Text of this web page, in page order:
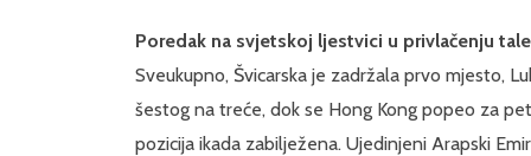
Poredak na svjetskoj ljestvici u privlačenju
Sveukupno, Švicarska je zadržala prvo mjesto,
šestog na treće, dok se Hong Kong popeo za
pozicija ikada zabilježena. Ujedinjeni Arapski